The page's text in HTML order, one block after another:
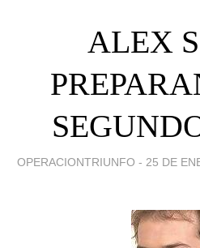
ALEX
OPERACIONTRIUNFO - 25 DE